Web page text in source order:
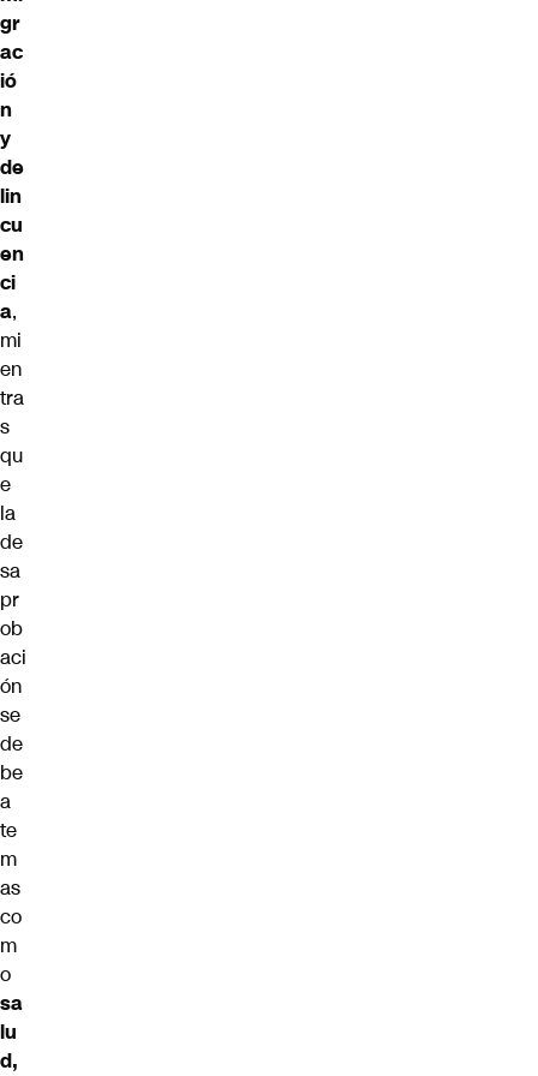
gr
ac
ió
n
y
de
lin
cu
en
ci
a,
mi
en
tra
s
qu
e
la
de
sa
pr
ob
aci
ón
se
de
be
a
te
m
as
co
m
o
sa
lu
d,